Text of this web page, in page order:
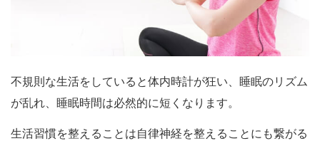
不規則な生活をしていると体内時計が狂い、睡眠のリズム
が乱れ、睡眠時間は必然的に短くなります。
生活習慣を整えることは自律神経を整えることにも繋がる